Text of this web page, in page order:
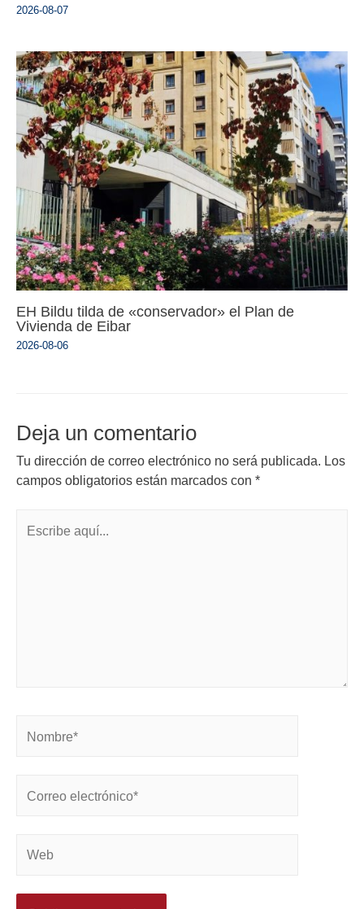
2026-08-07
EH Bildu tilda de «conservador» el Plan de
Vivienda de Eibar
2026-08-06
Deja un comentario
Tu dirección de correo electrónico no será publicada. Los
campos obligatorios están marcados con *